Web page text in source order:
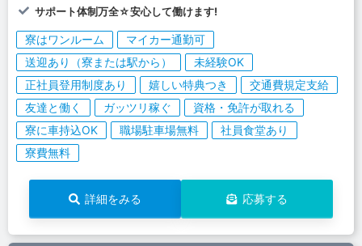
サポート体制万全☆安心して働けます!
寮はワンルーム
マイカー通勤可
送迎あり（寮または駅から）
未経験OK
正社員登用制度あり
嬉しい特典つき
交通費規定支給
友達と働く
ガッツリ稼ぐ
資格・免許が取れる
寮に車持込OK
職場駐車場無料
社員食堂あり
寮費無料
詳細をみる 応募する